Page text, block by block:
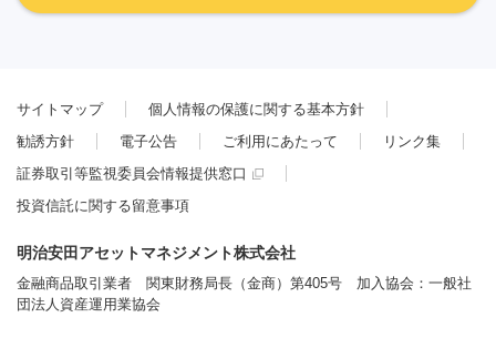
サイトマップ
個人情報の保護に関する基本方針
勧誘方針
電子公告 ご利用にあたって
リンク集
証券取引等監視委員会情報提供窓口
投資信託に関する留意事項
明治安田アセットマネジメント株式会社
金融商品取引業者 関東財務局長（金商）第405号 加入協会：一般社
団法人資産運用業協会